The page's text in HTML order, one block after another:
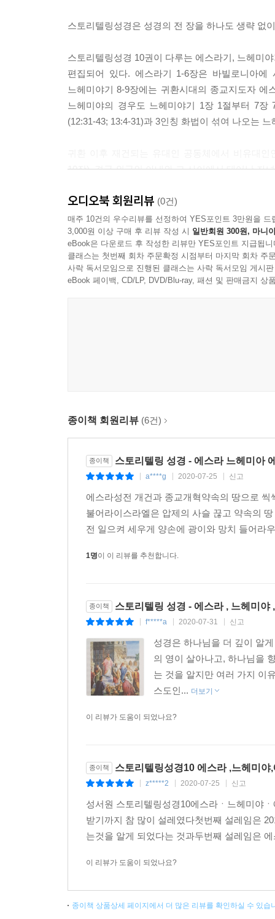
스토리텔링성경은 성경의 전 장을 하나도 생략 없
스토리텔링성경 10권이 다루는 에스라기, 느헤미
편집되어 있다. 에스라기 1-6장은 바빌로니아
느헤미야기 8-9장에는 귀환시대의 종교지도자
느헤미야의 경우도 느헤미야기 1장 1절부터 7
(12:31-43; 13:4-31)과 3인칭 화법이 섞여 나오는
10장). 결국 외국인 아내와 그 사이에서 태어난 자
독자들은 에스더기를 읽으면서 역사를 재구성하
유대인이 페르시아 왕국 안에 있는 유대인의 적
보이지 않는다. 이는 초기엔 에스더기가 정경이
하나님의 이름 “여호와”나 “야훼”가 직접 언급되지
스토리텔러들의 도움을 받아 독자들은 2천 년 이
성서원의 스토리텔링성경은 예로부터 사람들에
내용을 간추리거나 주요 내용을 발췌한 요약 성경
해설을 곁들여 이야기로 풀어, 성경의 메시지를
비롯해서 주석과 해설의 기능까지 함께 하느라,
무려 500매로, 2.5배가 된다. 이처럼 분량이 늘
본문을 읽은 뒤 경건하고 거룩한 묵상을 통해 말
독자의 감동과 서로 만날 때, 독자는 삶이 한층
이해하지 못하고 그냥 10번 읽는 것보다 스토리텔
오디오북 회원리뷰 (0건)
매주 10건의 우수리뷰를 선정하여 YES포인트 3만원을 드
3,000원 이상 구매 후 리뷰 작성 시 일반회원 300원, 마니
eBook은 다운로드 후 작성한 리뷰만 YES포인트 지급됩니
클래스는 첫번째 회차 주문확정 시점부터 마지막 회차 주
사락 독서모임으로 진행된 클래스는 사락 독서모임 게시
eBook 페이백, CD/LP, DVD/Blu-ray, 패션 및 판매금지 상
종이책 회원리뷰 (6건)
종이책 스토리텔링 성경 - 에스라 느헤미아
a****g 2020-07-25 신고
에스라성전 개건과 종교개혁약속의 땅으로
불어라이스라엘은 압제의 사슬 끊고 약속의
전 일으켜 세우게 양손에 광이와 망치 들어라
1명이 이 리뷰를 추천합니다.
종이책 스토리텔링 성경 - 에스라 , 느헤미야
f*****a 2020-07-31 신고
성경은 하나님을 더 깊이 알
의 영이 살아나고, 하나님을
는 것을 알지만 여러 가지 이
스도인... 더보기
이 리뷰가 도움이 되었나요?
종이책 스토리텔링성경10 에스라 ,느헤미야
z*****2 2020-07-25 신고
성서원 스토리텔링성경10에스라ㆍ느헤미야
받기까지 참 많이 설레였다첫번째 설레임은
는것을 알게 되었다는 것과두번째 설레임은
이 리뷰가 도움이 되었나요?
종이책 상품상세 페이지에서 더 많은 리뷰를 확인하실 수 있습